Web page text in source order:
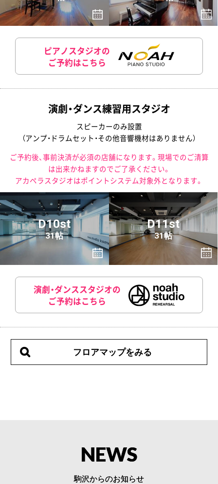
ピアノスタジオの
ご予約はこちら
演劇・ダンス練習用スタジオ
スピーカーのみ設置
（アンプ・ドラムセット・その他音響機材はありません）
ご予約後、事前決済が必須の店舗になります。現場でのご清算
は出来かねますのでご了承ください。
アカペラスタジオはポイントシステム対象外となります。
D10st
31帖
D11st
31帖
演劇・ダンススタジオの
ご予約はこちら
フロアマップをみる
NEWS
駒沢からのお知らせ